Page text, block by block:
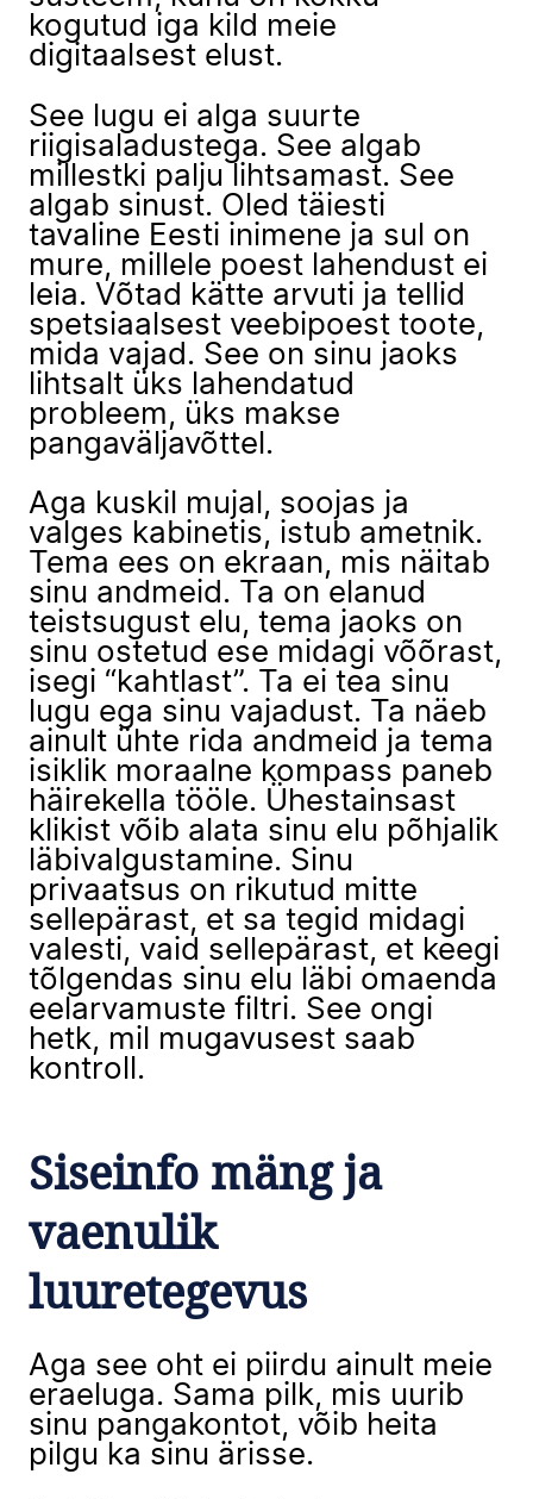
kogutud iga kild meie
digitaalsest elust.
See lugu ei alga suurte
riigisaladustega. See algab
millestki palju lihtsamast. See
algab sinust. Oled täiesti
tavaline Eesti inimene ja sul on
mure, millele poest lahendust ei
leia. Võtad kätte arvuti ja tellid
spetsiaalsest veebipoest toote,
mida vajad. See on sinu jaoks
lihtsalt üks lahendatud
probleem, üks makse
pangaväljavõttel.
Aga kuskil mujal, soojas ja
valges kabinetis, istub ametnik.
Tema ees on ekraan, mis näitab
sinu andmeid. Ta on elanud
teistsugust elu, tema jaoks on
sinu ostetud ese midagi võõrast,
isegi “kahtlast”. Ta ei tea sinu
lugu ega sinu vajadust. Ta näeb
ainult ühte rida andmeid ja tema
isiklik moraalne kompass paneb
häirekella tööle. Ühestainsast
klikist võib alata sinu elu põhjalik
läbivalgustamine. Sinu
privaatsus on rikutud mitte
sellepärast, et sa tegid midagi
valesti, vaid sellepärast, et keegi
tõlgendas sinu elu läbi omaenda
eelarvamuste filtri. See ongi
hetk, mil mugavusest saab
kontroll.
Siseinfo mäng ja
vaenulik
luuretegevus
Aga see oht ei piirdu ainult meie
eraeluga. Sama pilk, mis uurib
sinu pangakontot, võib heita
pilgu ka sinu ärisse.